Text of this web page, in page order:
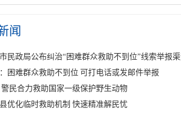
闻
民政局公布纠治“困难群众救助不到位”线索举报
困难群众救助不到位 可打电话或发邮件举报
民合力救助国家一级保护野生动物
优化临时救助机制 快速精准解民忧